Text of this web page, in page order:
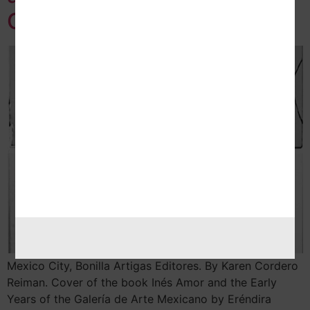
Galería de Arte Mexicano.
Mexico City, Bonilla Artigas Editores. By Karen Cordero
Reiman. Cover of the book Inés Amor and the Early
Years of the Galería de Arte Mexicano by Eréndira